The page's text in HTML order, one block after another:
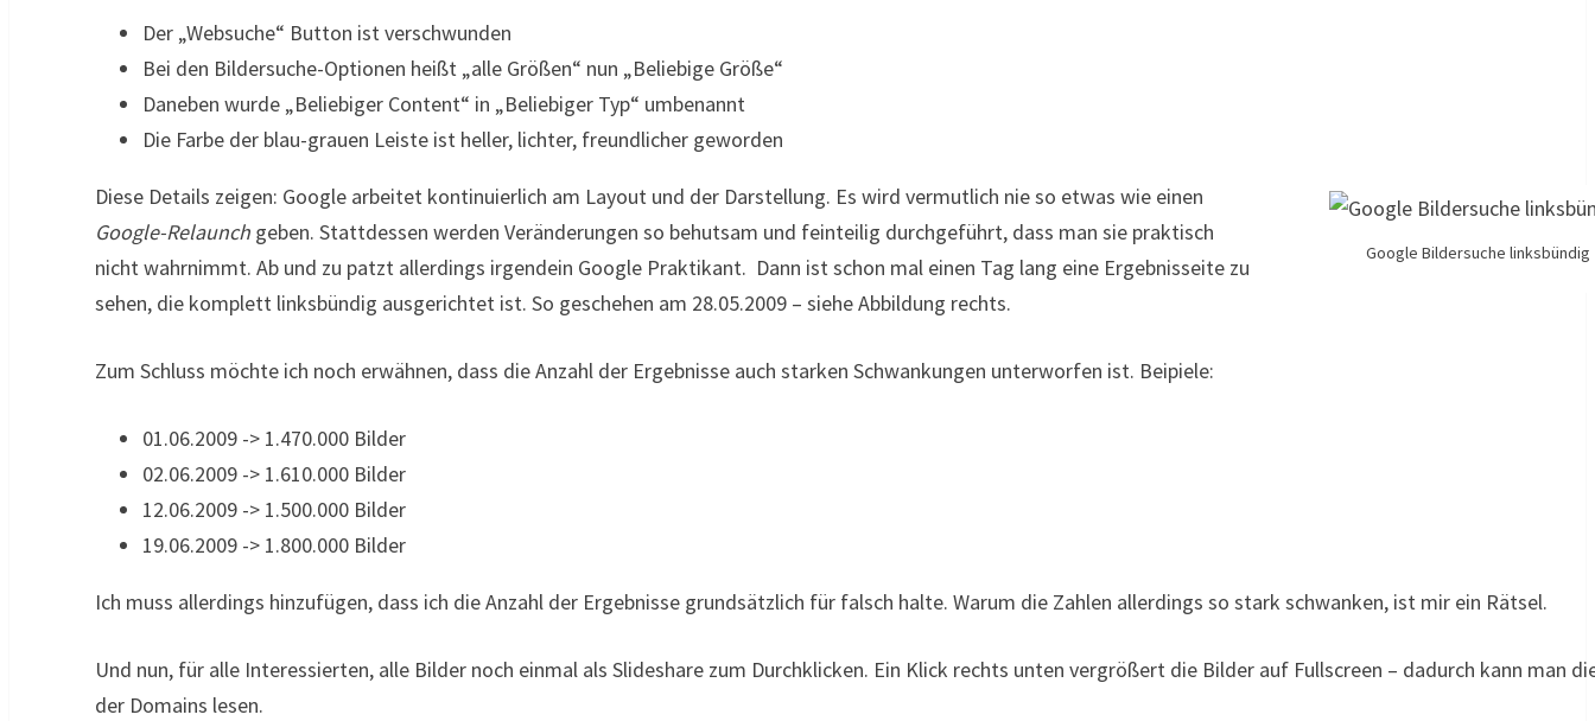
Der „Websuche“ Button ist verschwunden
Bei den Bildersuche-Optionen heißt „alle Größen“ nun „Beliebige Größe“
Daneben wurde „Beliebiger Content“ in „Beliebiger Typ“ umbenannt
Die Farbe der blau-grauen Leiste ist heller, lichter, freundlicher geworden
Google Bildersuche linksbündig
Diese Details zeigen: Google arbeitet kontinuierlich am Layout und der Darstellung. Es wird vermutlich nie so etwas wie einen
Google-Relaunch geben. Stattdessen werden Veränderungen so behutsam und feinteilig durchgeführt, dass man sie praktisch
nicht wahrnimmt. Ab und zu patzt allerdings irgendein Google Praktikant. Dann ist schon mal einen Tag lang eine Ergebnisseite zu
sehen, die komplett linksbündig ausgerichtet ist. So geschehen am 28.05.2009 – siehe Abbildung rechts.
Zum Schluss möchte ich noch erwähnen, dass die Anzahl der Ergebnisse auch starken Schwankungen unterworfen ist. Beipiele:
01.06.2009 -> 1.470.000 Bilder
02.06.2009 -> 1.610.000 Bilder
12.06.2009 -> 1.500.000 Bilder
19.06.2009 -> 1.800.000 Bilder
Ich muss allerdings hinzufügen, dass ich die Anzahl der Ergebnisse grundsätzlich für falsch halte. Warum die Zahlen allerdings so stark schwanken, ist mir ein Rätsel.
Und nun, für alle Interessierten, alle Bilder noch einmal als Slideshare zum Durchklicken. Ein Klick rechts unten vergrößert die Bilder auf Fullscreen – dadurch kann man
der Domains lesen.